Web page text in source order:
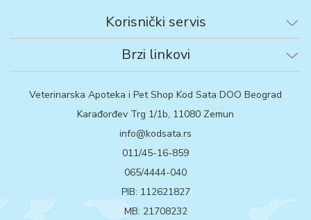
Korisnički servis
Brzi linkovi
Veterinarska Apoteka i Pet Shop Kod Sata DOO Beograd
Karađorđev Trg 1/1b, 11080 Zemun
info@kodsata.rs
011/45-16-859
065/4444-040
PIB: 112621827
MB: 21708232